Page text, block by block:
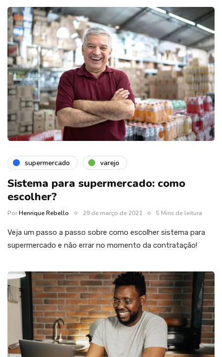
supermercado varejo
Sistema para supermercado: como
escolher?
PorHenrique Rebello 29 de março de 2021 5 Mins de leitura
Veja um passo a passo sobre como escolher sistema para
supermercado e não errar no momento da contratação!